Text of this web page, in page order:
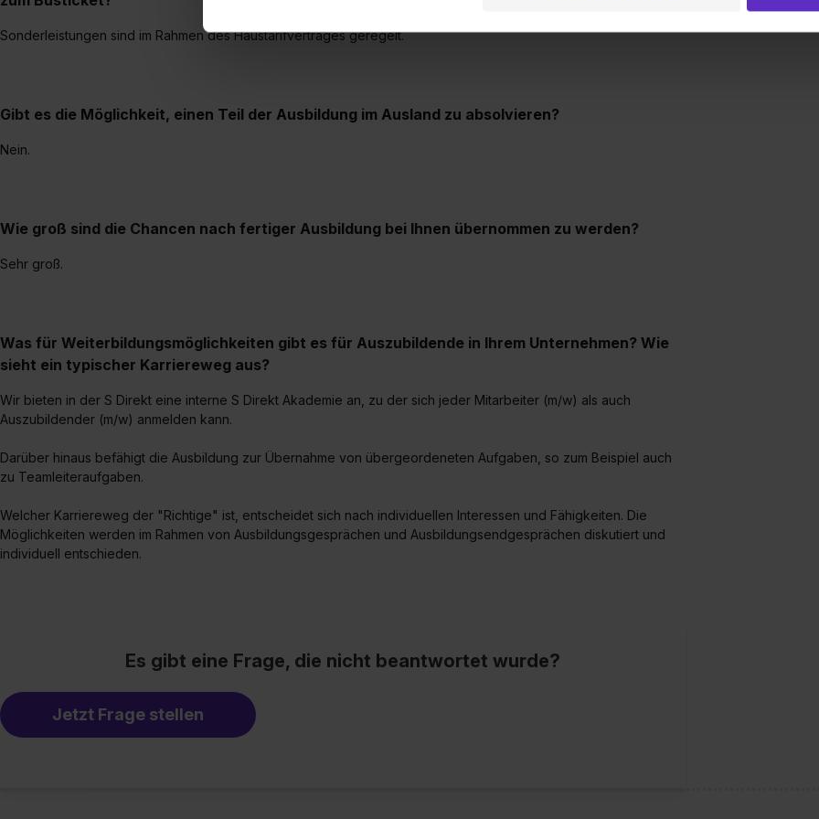
Erlaubnis hierfür kannst du auch später noch im Einzelfall bei dem jeweiligen Inhalt erteilen.
umfasst hierbei die Einwilligung zur Übermittlung deiner Daten in die USA (Art. 49 Abs. 1 S. 1
Sonderleistungen sind im Rahmen des Haustarifvertrages geregelt.
Gibt es die Möglichkeit, einen Teil der Ausbildung im Ausland zu absolvieren?
Nein.
Wie groß sind die Chancen nach fertiger Ausbildung bei Ihnen übernommen zu werden?
Sehr groß.
Was für Weiterbildungsmöglichkeiten gibt es für Auszubildende in Ihrem Unternehmen? Wie
sieht ein typischer Karriereweg aus?
Wir bieten in der S Direkt eine interne S Direkt Akademie an, zu der sich jeder Mitarbeiter (m/w) als auch
Auszubildender (m/w) anmelden kann.
Darüber hinaus befähigt die Ausbildung zur Übernahme von übergeordeneten Aufgaben, so zum Beispiel auch
zu Teamleiteraufgaben.
Welcher Karriereweg der "Richtige" ist, entscheidet sich nach individuellen Interessen und Fähigkeiten. Die
Möglichkeiten werden im Rahmen von Ausbildungsgesprächen und Ausbildungsendgesprächen diskutiert und
individuell entschieden.
Es gibt eine Frage, die nicht beantwortet wurde?
Jetzt Frage stellen